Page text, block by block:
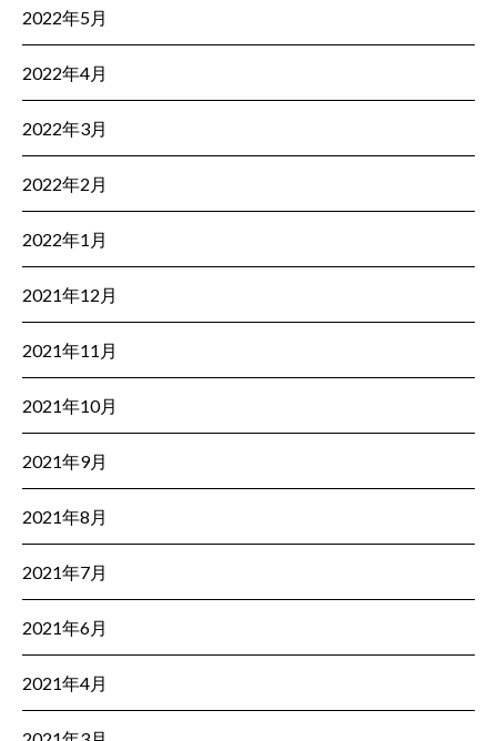
2022年5月
2022年4月
2022年3月
2022年2月
2022年1月
2021年12月
2021年11月
2021年10月
2021年9月
2021年8月
2021年7月
2021年6月
2021年4月